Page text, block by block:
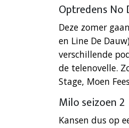
Optredens No
Deze zomer
en Line De
verschillende
de telenovelle.
Stage, Moen
Milo seizoen 2
Kansen dus op